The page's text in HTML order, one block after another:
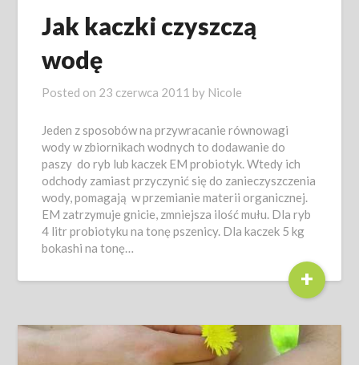
Jak kaczki czyszczą
wodę
Posted on 23 czerwca 2011 by Nicole
Jeden z sposobów na przywracanie równowagi
wody w zbiornikach wodnych to dodawanie do
paszy do ryb lub kaczek EM probiotyk. Wtedy ich
odchody zamiast przyczynić się do zanieczyszczenia
wody, pomagają w przemianie materii organicznej.
EM zatrzymuje gnicie, zmniejsza ilość mułu. Dla ryb
4 litr probiotyku na tonę pszenicy. Dla kaczek 5 kg
bokashi na tonę…
+